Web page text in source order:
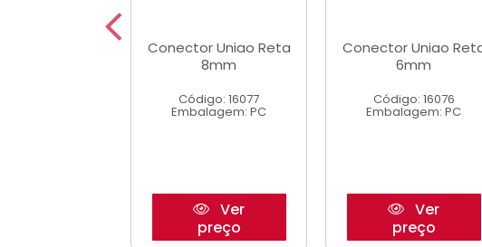
Conector Uniao Reta
8mm
Código: 16077
Embalagem: PC
Ver
preço
Conector Uniao
6mm
Código: 16076
Embalagem: PC
Ver
preço